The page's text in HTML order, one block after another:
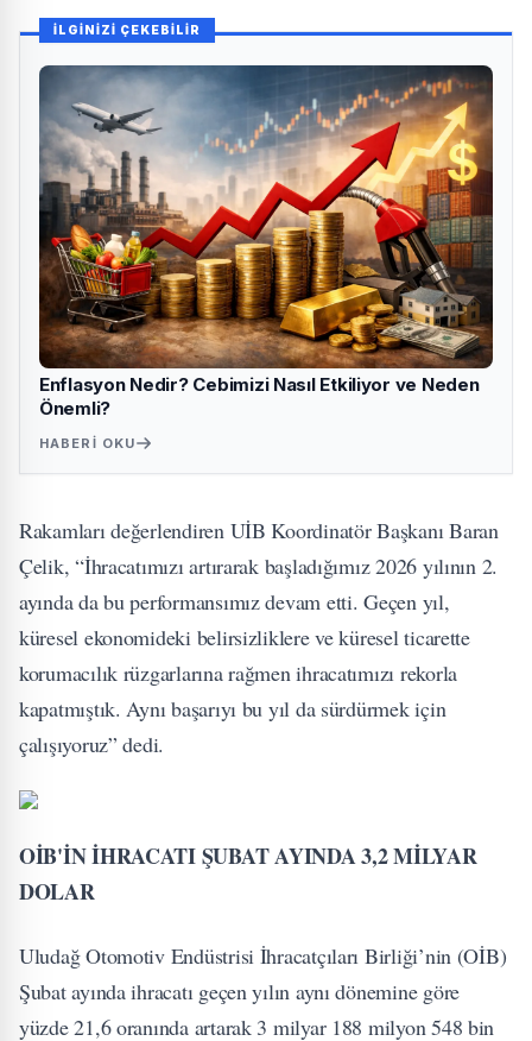
İLGİNİZİ ÇEKEBİLİR
Enflasyon Nedir? Cebimizi Nasıl Etkiliyor ve Neden
Önemli?
HABERI OKU
Rakamları değerlendiren UİB Koordinatör Başkanı Baran
Çelik, “İhracatımızı artırarak başladığımız 2026 yılının 2.
ayında da bu performansımız devam etti. Geçen yıl,
küresel ekonomideki belirsizliklere ve küresel ticarette
korumacılık rüzgarlarına rağmen ihracatımızı rekorla
kapatmıştık. Aynı başarıyı bu yıl da sürdürmek için
çalışıyoruz” dedi.
OİB'İN İHRACATI ŞUBAT AYINDA 3,2 MİLYAR
DOLAR
Uludağ Otomotiv Endüstrisi İhracatçıları Birliği’nin (OİB)
Şubat ayında ihracatı geçen yılın aynı dönemine göre
yüzde 21,6 oranında artarak 3 milyar 188 milyon 548 bin